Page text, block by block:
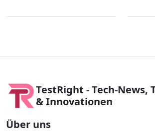
TestRight - Tech-News,
& Innovationen
Über uns